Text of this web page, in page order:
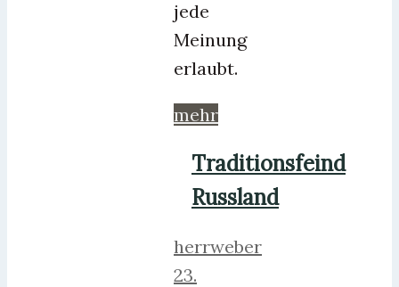
jede
Meinung
erlaubt.
mehr
Traditionsfeind
Russland
herrweber
23.